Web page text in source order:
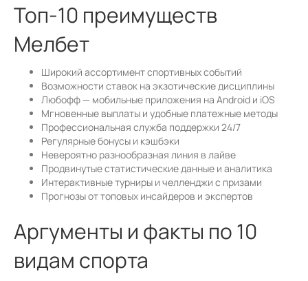
Топ-10 преимуществ
Мелбет
Широкий ассортимент спортивных событий
Возможности ставок на экзотические дисциплины
Любофф — мобильные приложения на Android и iOS
Мгновенные выплаты и удобные платежные методы
Профессиональная служба поддержки 24/7
Регулярные бонусы и кэшбэки
Невероятно разнообразная линия в лайве
Продвинутые статистические данные и аналитика
Интерактивные турниры и челленджи с призами
Прогнозы от топовых инсайдеров и экспертов
Аргументы и факты по 10
видам спорта